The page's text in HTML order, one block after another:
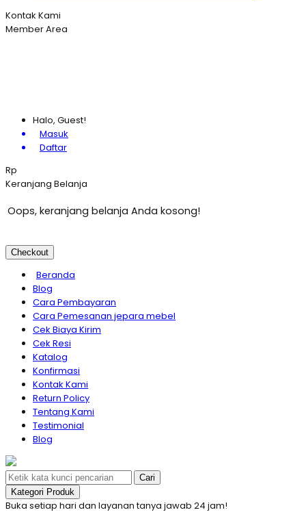
Kontak Kami
Member Area
Halo, Guest!
Masuk
Daftar
Rp
Keranjang Belanja
Oops, keranjang belanja Anda kosong!
Checkout
Beranda
Blog
Cara Pembayaran
Cara Pemesanan jepara mebel
Cek Biaya Kirim
Cek Resi
Katalog
Konfirmasi
Kontak Kami
Return Policy
Tentang Kami
Testimonial
Blog
Cari
Kategori Produk
Buka setiap hari dan layanan tanya jawab 24 jam!